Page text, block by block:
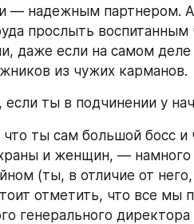
— надежным партнером.
прослыть
даже если на самом
из чужих карманов.
если ты в подчинении у
ты сам большой босс и
и женщин, —
(ты, в отличие от
отметить, что все мы
генерального